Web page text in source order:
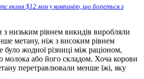
вклав $12 млн у компанію, що бореться з
низьким рівнем викидів виробляли
метану, ніж з високим рівнем
жодної різниці між раціоном,
молока або його складом. Хоча корови
перетравлювали менше їжі, яку